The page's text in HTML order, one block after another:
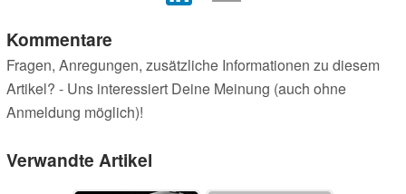
Kommentare
Fragen, Anregungen, zusätzliche Informationen zu diesem
Artikel? - Uns interessiert Deine Meinung (auch ohne
Anmeldung möglich)!
Verwandte Artikel